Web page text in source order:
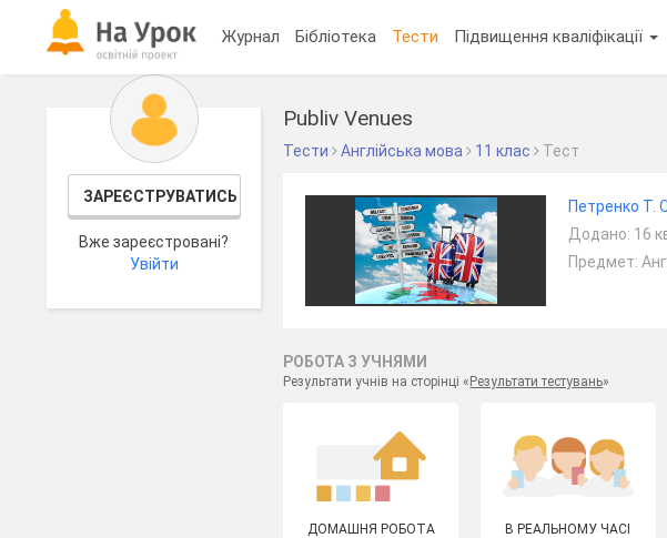
Журнал Бібліотека Тести Підвищення кваліфікації
ЗАРЕЄСТРУВАТИСЬ
Вже зареєстровані?
Увійти
Publiv Venues
Тести Англійська мова 11 клас Тест
Петренко Т.
Додано: 16
Предмет:
РОБОТА З УЧНЯМИ
Результати учнів на сторінці « Результати тестувань»
ДОМАШНЯ РОБОТА В РЕАЛЬНОМУ ЧАСІ